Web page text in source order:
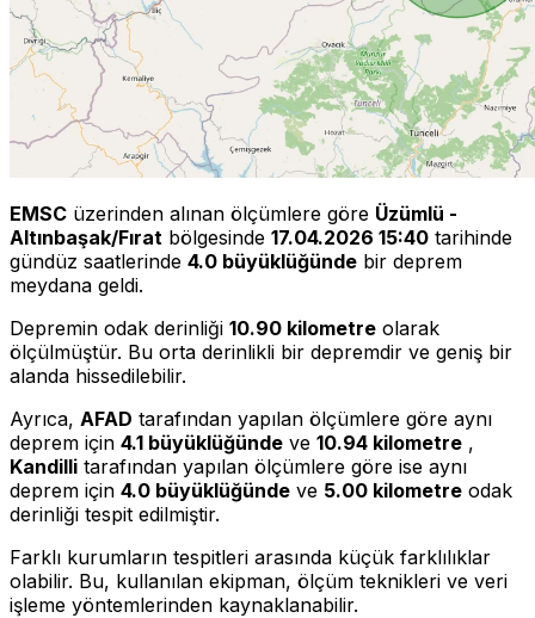
EMSC üzerinden alınan ölçümlere göre Üzümlü -
Altınbaşak/Fırat bölgesinde 17.04.2026 15:40 tarihinde
gündüz saatlerinde 4.0 büyüklüğünde bir deprem
meydana geldi.
Depremin odak derinliği 10.90 kilometre olarak
ölçülmüştür. Bu orta derinlikli bir depremdir ve geniş bir
alanda hissedilebilir.
Ayrıca, AFAD tarafından yapılan ölçümlere göre aynı
deprem için 4.1 büyüklüğünde ve 10.94 kilometre ,
Kandilli tarafından yapılan ölçümlere göre ise aynı
deprem için 4.0 büyüklüğünde ve 5.00 kilometre odak
derinliği tespit edilmiştir.
Farklı kurumların tespitleri arasında küçük farklılıklar
olabilir. Bu, kullanılan ekipman, ölçüm teknikleri ve veri
işleme yöntemlerinden kaynaklanabilir.